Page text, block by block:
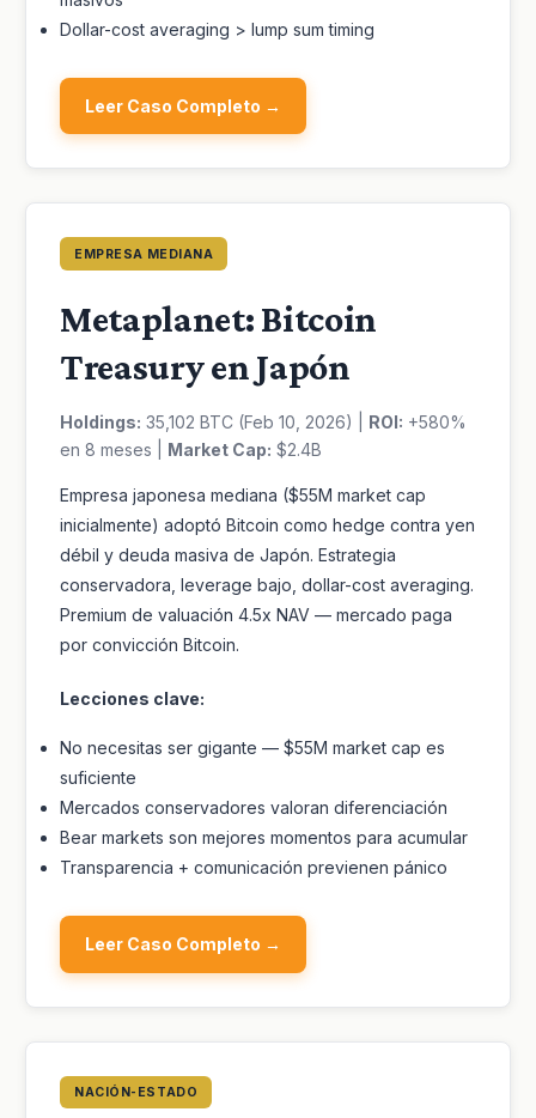
Dollar-cost averaging > lump sum timing
Leer Caso Completo →
EMPRESA MEDIANA
Metaplanet: Bitcoin
Treasury en Japón
Holdings: 35,102 BTC (Feb 10, 2026) | ROI: +580%
en 8 meses | Market Cap: $2.4B
Empresa japonesa mediana ($55M market cap
inicialmente) adoptó Bitcoin como hedge contra yen
débil y deuda masiva de Japón. Estrategia
conservadora, leverage bajo, dollar-cost averaging.
Premium de valuación 4.5x NAV — mercado paga
por convicción Bitcoin.
Lecciones clave:
No necesitas ser gigante — $55M market cap es
suficiente
Mercados conservadores valoran diferenciación
Bear markets son mejores momentos para acumular
Transparencia + comunicación previenen pánico
Leer Caso Completo →
NACIÓN-ESTADO